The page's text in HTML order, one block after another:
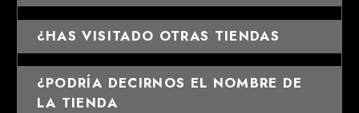
¿HAS VISITADO OTRAS TIENDAS
¿PODRÍA DECIRNOS EL NOMBRE DE
LA TIENDA